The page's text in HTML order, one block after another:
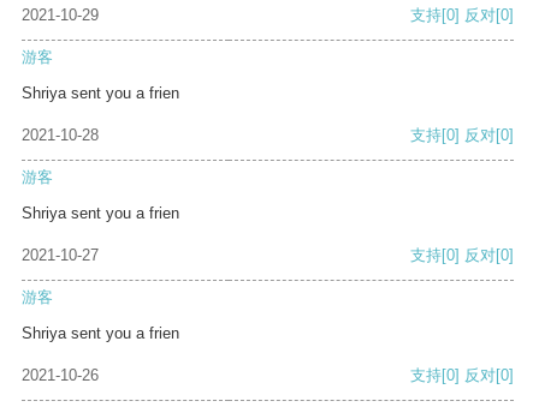
2021-10-29 支持[0] 反对[0]
游客
Shriya sent you a frien
2021-10-28 支持[0] 反对[0]
游客
Shriya sent you a frien
2021-10-27 支持[0] 反对[0]
游客
Shriya sent you a frien
2021-10-26 支持[0] 反对[0]